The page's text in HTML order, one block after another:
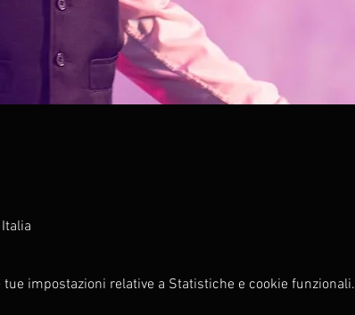
impostazioni relative a Statistiche e cookie funzionali.